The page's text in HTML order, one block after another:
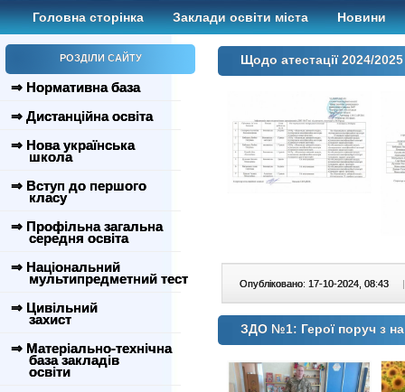
Головна сторінка Заклади освіти міста Новини
РОЗДІЛИ САЙТУ
⇒ Нормативна база
⇒ Дистанційна освіта
⇒ Нова українська
школа
⇒ Вступ до першого
класу
⇒ Профільна загальна
середня освіта
⇒ Національний
мультипредметний тест
⇒ Цивільний
захист
⇒ Матеріально-технічна
база закладів
освіти
Щодо атестації 2024/2025
Опубліковано: 17-10-2024, 08:43 |
ЗДО №1: Герої поруч з